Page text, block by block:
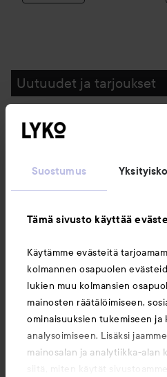
Suostumus
Tämä sivusto käyttää
Käytämme evästeitä
kolmannen osapuolen
lukien muu kolmansien
mainosten räätälöimiseen,
ominaisuuksien tukemiseen ja
analysoimiseen. Lisäksi
mainosalan ja analytiikka-alan
Uutuudet ja tarjoukset
Seuraa meitä
Asiakaspalvelu
Tietoja
Saattaisit myös tykätä